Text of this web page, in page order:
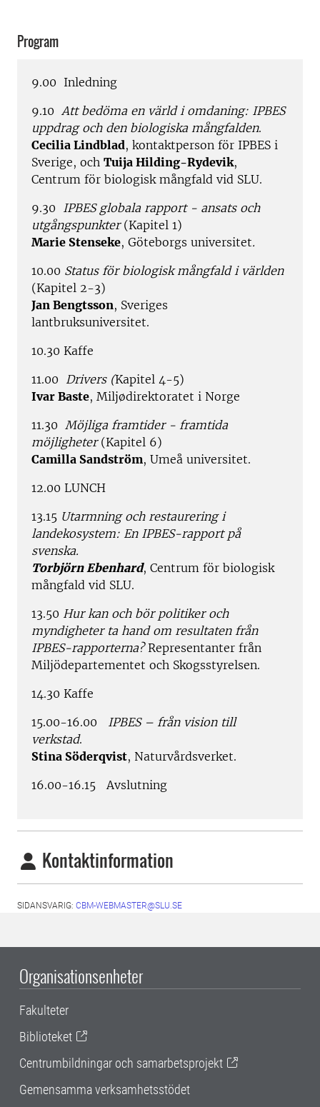
Program
9.00 Inledning
9.10 Att bedöma en värld i omdaning: IPBES
uppdrag och den biologiska mångfalden.
Cecilia Lindblad, kontaktperson för IPBES i
Sverige, och Tuija Hilding-Rydevik,
Centrum för biologisk mångfald vid SLU.
9.30 IPBES globala rapport - ansats och
utgångspunkter (Kapitel 1)
Marie Stenseke, Göteborgs universitet.
10.00 Status för biologisk mångfald i världen
(Kapitel 2-3)
Jan Bengtsson, Sveriges
lantbruksuniversitet.
10.30 Kaffe
11.00 Drivers (Kapitel 4-5)
Ivar Baste, Miljødirektoratet i Norge
11.30 Möjliga framtider - framtida
möjligheter (Kapitel 6)
Camilla Sandström, Umeå universitet.
12.00 LUNCH
13.15 Utarmning och restaurering i
landekosystem: En IPBES-rapport på
svenska.
Torbjörn Ebenhard, Centrum för biologisk
mångfald vid SLU.
13.50 Hur kan och bör politiker och
myndigheter ta hand om resultaten från
IPBES-rapporterna? Representanter från
Miljödepartementet och Skogsstyrelsen.
14.30 Kaffe
15.00-16.00 IPBES – från vision till
verkstad.
Stina Söderqvist, Naturvårdsverket.
16.00-16.15 Avslutning
Kontaktinformation
SIDANSVARIG: CBM-WEBMASTER@SLU.SE
Organisationsenheter
Fakulteter
Biblioteket
Centrumbildningar och samarbetsprojekt
Gemensamma verksamhetsstödet